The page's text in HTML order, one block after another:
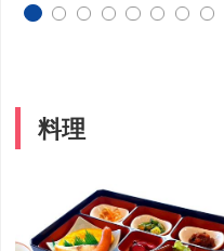
料理